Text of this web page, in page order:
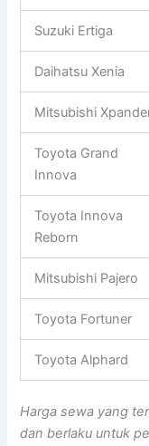
Suzuki Ertiga
Daihatsu Xenia
Mitsubishi
Toyota Grand
Innova
Toyota Innova
Reborn
Mitsubishi Pajero
Toyota Fortuner
Toyota Alphard
Harga sewa yang
dan berlaku untuk